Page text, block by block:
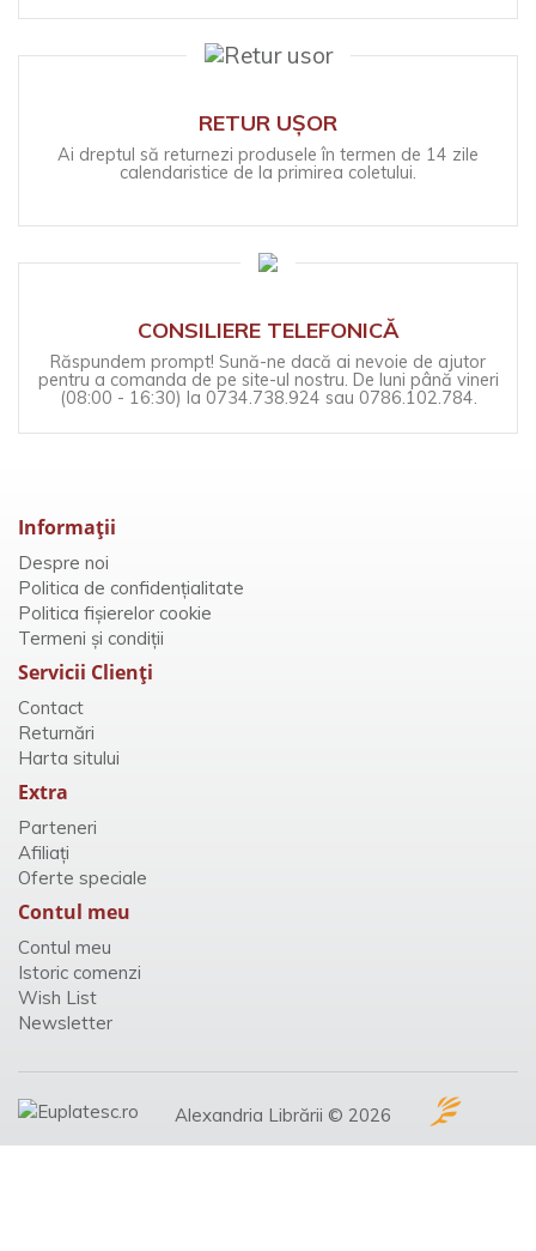
RETUR UȘOR
Ai dreptul să returnezi produsele în termen de 14 zile
calendaristice de la primirea coletului.
CONSILIERE TELEFONICĂ
Răspundem prompt! Sună-ne dacă ai nevoie de ajutor
pentru a comanda de pe site-ul nostru. De luni până vineri
(08:00 - 16:30) la 0734.738.924 sau 0786.102.784.
Informaţii
Despre noi
Politica de confidențialitate
Politica fișierelor cookie
Termeni și condiții
Servicii Clienţi
Contact
Returnări
Harta sitului
Extra
Parteneri
Afiliaţi
Oferte speciale
Contul meu
Contul meu
Istoric comenzi
Wish List
Newsletter
Alexandria Librării © 2026